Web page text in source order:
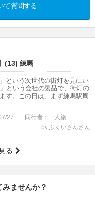
て質問する
(13) 練馬
という次世代の街灯を見にい
という会社の製品で、街灯の
す。この日は、まず練馬駅周
27
同行者：一人旅
by ふくいさんさん
る
ませんか？